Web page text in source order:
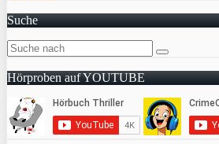
Suche
Hörproben auf YOUTUBE